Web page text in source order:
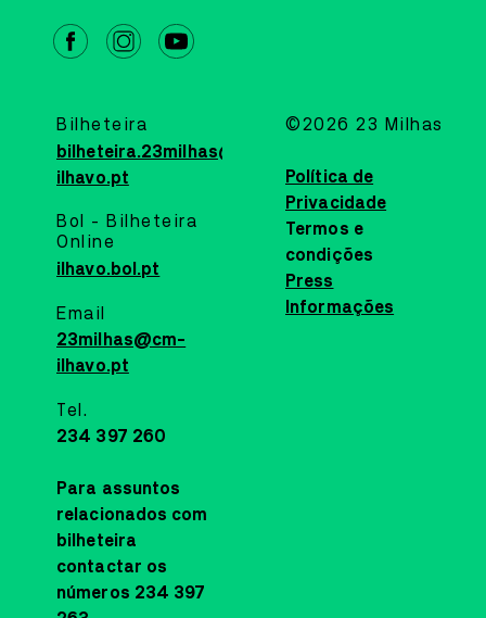
Bilheteira
bilheteira.23milhas@cm-
ilhavo.pt
Bol - Bilheteira
Online
ilhavo.bol.pt
Email
23milhas@cm-
ilhavo.pt
Tel.
234 397 260
Para assuntos
relacionados com
bilheteira
contactar os
números 234 397
©2026 23 Milhas
Política de
Privacidade
Termos e
condições
Press
Informações